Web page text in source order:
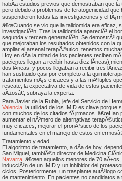
habÃ­a estudios previos que demostraban que la
pero debido a problemas de teratogenicidad
suspendieron todas las investigaciones y el
â€œCuando se vio que la talidomida era eficaz,
investigaciÃ³n. Tras la talidomida apareciÃ³ el
segunda y tercera generaciÃ³n. Se demostrÃ³
que mejoraban los resultados obtenidos con la
ampliar el arsenal terapÃ©utico, tenemos
Hoy en dÃ­a la mitad de los pacientes reciben
pacientes llegan a recibir hasta diez lÃ­neas)
dos lÃ­neas, y pocos llegaban a recibir tres
han sustituido casi por completo a la
tratamientos mÃ¡s eficaces y a las mÃºltiples
rescate, la expectativa de vida de estos
aÃ±osâ€, subraya la experta.
Para Javier de la Rubia, jefe del Servicio de
Valencia , la utilidad de los IMID es clave porque
con muchos de los citados fÃ¡rmacos. â€œHan
aumentar el nÃºmero de alternativas
muy eficaces, mejorar el pronÃ³stico de los
fundamentales en el manejo de estos
Tratamiento y edad
El algoritmo de tratamiento, a dÃ­a de hoy,
San Miguel, tambiÃ©n director de Medicina
Navarra , â€œen aquellos menores de 70
inducciÃ³n de un IMID y un inhibidor del
ciclos. Posteriormente, un trasplante autÃ³logo
de mantenimiento. En pacientes no candidatos